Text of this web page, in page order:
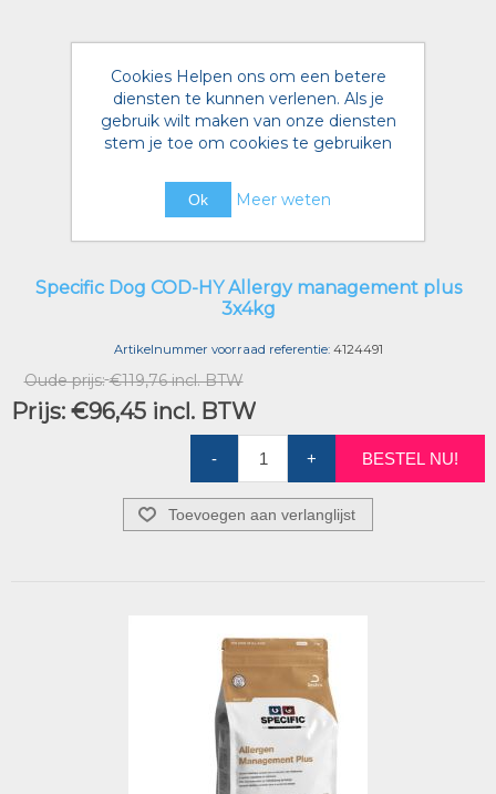
Specific Dog COD-HY Allergy management plus
3x4kg
Artikelnummer voorraad referentie: 4124491
Oude prijs: €119,76 incl. BTW
Prijs: €96,45 incl. BTW
- + BESTEL NU!
Toevoegen aan verlanglijst
Cookies Helpen ons om een betere
diensten te kunnen verlenen. Als je
gebruik wilt maken van onze diensten
stem je toe om cookies te gebruiken
Ok Meer weten